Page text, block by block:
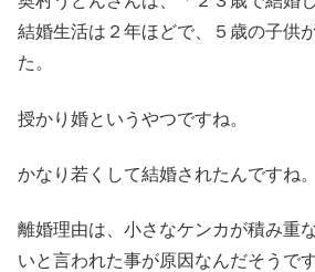
結婚生活は２年ほどで、５歳の子供
た。
授かり婚というやつですね。
かなり若くして結婚されたんですね。
離婚理由は、小さなケンカが積み重
いと言われた事が原因なんだそうです